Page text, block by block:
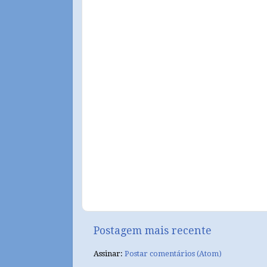
Postagem mais recente
Assinar: Postar comentários (Atom)